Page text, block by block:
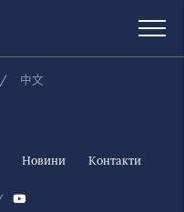
中文
Новини Контакти